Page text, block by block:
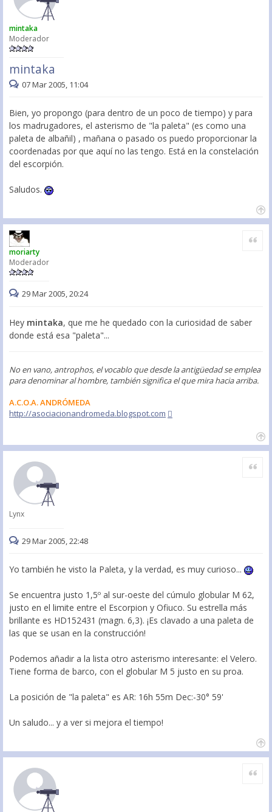
mintaka
Moderador
mintaka
07 Mar 2005, 11:04
Bien, yo propongo (para dentro de un poco de tiempo) y para
los madrugadores, el asterismo de "la paleta" (es como una
paleta de albañil) , mañana o pasado os puedo proporcionar la
coordenadas por que aquí no las tengo. Está en la constelación
del escorpión.
Saludos.
moriarty
Moderador
Citar
29 Mar 2005, 20:24
Hey mintaka, que me he quedado con la curiosidad de saber
donde está esa "paleta"...
No en vano, antrophos, el vocablo que desde la antigüedad se emplea
para denominar al hombre, también significa el que mira hacia arriba.
A.C.O.A. ANDRÓMEDA
http://asociacionandromeda.blogspot.com
Lynx
Citar
29 Mar 2005, 22:48
Yo también he visto la Paleta, y la verdad, es muy curioso...
Se encuentra justo 1,5º al sur-oeste del cúmulo globular M 62,
justo en el limite entre el Escorpion y Ofiuco. Su estrella más
brillante es HD152431 (magn. 6,3). ¡Es clavado a una paleta de
las que se usan en la construcción!
Podemos añadir a la lista otro asterismo interesante: el Velero.
Tiene forma de barco, con el globular M 5 justo en su proa.
La posición de "la paleta" es AR: 16h 55m Dec:-30° 59'
Un saludo... y a ver si mejora el tiempo!
Citar